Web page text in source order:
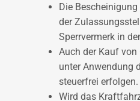
Die
der
Sperrvermerk in
Auch der Kauf
unter Anwendung
steuerfrei erfolgen.
Wird das